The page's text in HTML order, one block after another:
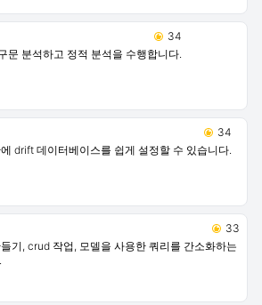
34
문 분석하고 정적 분석을 수행합니다.
34
drift 데이터베이스를 쉽게 설정할 수 있습니다.
33
기, crud 작업, 모델을 사용한 쿼리를 간소화하는